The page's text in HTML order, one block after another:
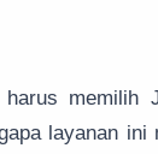
memilih
layanan ini